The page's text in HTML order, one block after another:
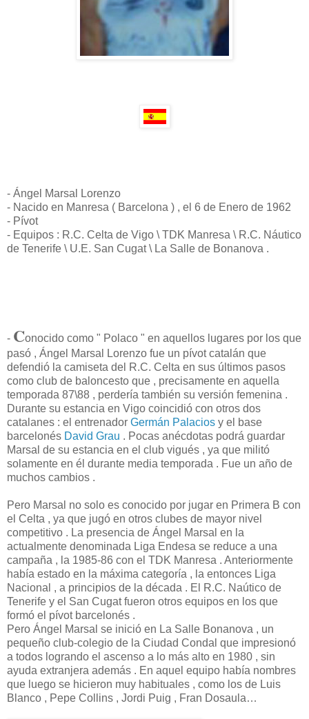
- Ángel Marsal Lorenzo
- Nacido en Manresa ( Barcelona ) , el 6 de Enero de 1962
- Pívot
- Equipos : R.C. Celta de Vigo \ TDK Manresa \ R.C. Náutico
de Tenerife \ U.E. San Cugat \ La Salle de Bonanova .
- Conocido como " Polaco " en aquellos lugares por los que
pasó , Ángel Marsal Lorenzo fue un pívot catalán que
defendió la camiseta del R.C. Celta en sus últimos pasos
como club de baloncesto que , precisamente en aquella
temporada 87\88 , perdería también su versión femenina .
Durante su estancia en Vigo coincidió con otros dos
catalanes : el entrenador Germán Palacios y el base
barcelonés David Grau . Pocas anécdotas podrá guardar
Marsal de su estancia en el club vigués , ya que militó
solamente en él durante media temporada . Fue un año de
muchos cambios .
Pero Marsal no solo es conocido por jugar en Primera B con
el Celta , ya que jugó en otros clubes de mayor nivel
competitivo . La presencia de Ángel Marsal en la
actualmente denominada Liga Endesa se reduce a una
campaña , la 1985-86 con el TDK Manresa . Anteriormente
había estado en la máxima categoría , la entonces Liga
Nacional , a principios de la década . El R.C. Naútico de
Tenerife y el San Cugat fueron otros equipos en los que
formó el pívot barcelonés .
Pero Ángel Marsal se inició en La Salle Bonanova , un
pequeño club-colegio de la Ciudad Condal que impresionó
a todos logrando el ascenso a lo más alto en 1980 , sin
ayuda extranjera además . En aquel equipo había nombres
que luego se hicieron muy habituales , como los de Luis
Blanco , Pepe Collins , Jordi Puig , Fran Dosaula…